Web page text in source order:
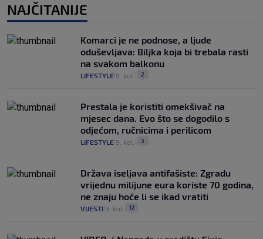
NAJČITANIJE
Komarci je ne podnose, a ljude
oduševljava: Biljka koja bi trebala rasti
na svakom balkonu
LIFESTYLE 9. kol. 2
Prestala je koristiti omekšivač na
mjesec dana. Evo što se dogodilo s
odjećom, ručnicima i perilicom
LIFESTYLE 9. kol. 3
Država iseljava antifašiste: Zgradu
vrijednu milijune eura koriste 70 godina,
ne znaju hoće li se ikad vratiti
VIJESTI 9. kol. 12